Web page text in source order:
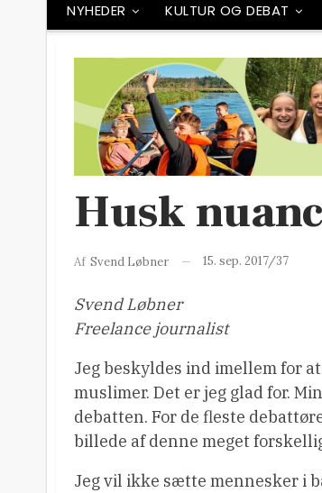
NYHEDER KULTUR OG DEBAT
Husk
Af Svend Løbner 15. sep. 2017/37
Svend Løbner
Freelance journalist
Jeg beskyldes ind imellem for
muslimer. Det er jeg glad for.
debatten. For de fleste
billede af denne meget
Jeg vil ikke sætte mennesker i